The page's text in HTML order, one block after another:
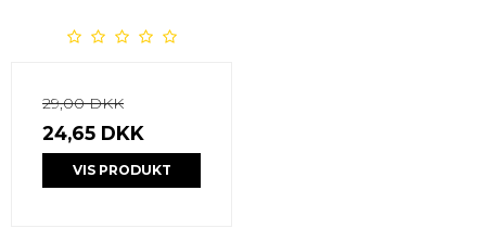
29,00 DKK
24,65 DKK
VIS PRODUKT